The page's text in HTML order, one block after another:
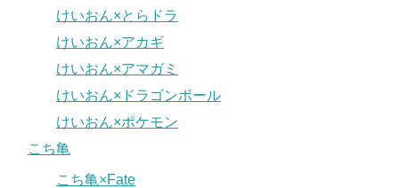
けいおん×とらドラ
けいおん×アカギ
けいおん×アマガミ
けいおん×ドラゴンボール
けいおん×ポケモン
こち亀
こち亀×Fate